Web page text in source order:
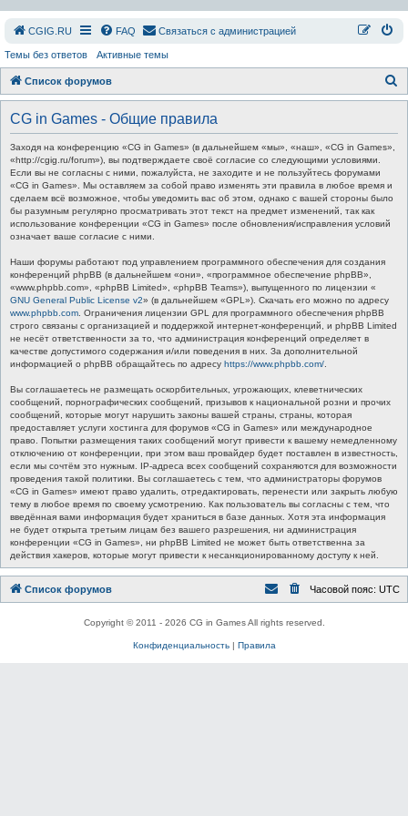
СGIG.RU FAQ Связаться с администрацией
Темы без ответов Активные темы
Список форумов
о
CG in Games - Общие правила
Заходя на конференцию «CG in Games» (в дальнейшем «мы», «наш», «CG in Games»,
«http://cgig.ru/forum»), вы подтверждаете своё согласие со следующими условиями.
Если вы не согласны с ними, пожалуйста, не заходите и не пользуйтесь форумами
«CG in Games». Мы оставляем за собой право изменять эти правила в любое время и
сделаем всё возможное, чтобы уведомить вас об этом, однако с вашей стороны было
бы разумным регулярно просматривать этот текст на предмет изменений, так как
использование конференции «CG in Games» после обновления/исправления условий
означает ваше согласие с ними.
Наши форумы работают под управлением программного обеспечения для создания
конференций phpBB (в дальнейшем «они», «программное обеспечение phpBB»,
«www.phpbb.com», «phpBB Limited», «phpBB Teams»), выпущенного по лицензии «
GNU General Public License v2» (в дальнейшем «GPL»). Скачать его можно по адресу
www.phpbb.com . Ограничения лицензии GPL для программного обеспечения phpBB
строго связаны с организацией и поддержкой интернет-конференций, и phpBB Limited
не несёт ответственности за то, что администрация конференций определяет в
качестве допустимого содержания и/или поведения в них. За дополнительной
информацией о phpBB обращайтесь по адресу https://www.phpbb.com/
Вы соглашаетесь не размещать оскорбительных, угрожающих, клеветнических
сообщений, порнографических сообщений, призывов к национальной розни и прочих
сообщений, которые могут нарушить законы вашей страны, страны, которая
предоставляет услуги хостинга для форумов «CG in Games» или международное
право. Попытки размещения таких сообщений могут привести к вашему немедленному
отключению от конференции, при этом ваш провайдер будет поставлен в известность,
если мы сочтём это нужным. IP-адреса всех сообщений сохраняются для возможности
проведения такой политики. Вы соглашаетесь с тем, что администраторы форумов
«CG in Games» имеют право удалить, отредактировать, перенести или закрыть любую
тему в любое время по своему усмотрению. Как пользователь вы согласны с тем, что
введённая вами информация будет храниться в базе данных. Хотя эта информация
не будет открыта третьим лицам без вашего разрешения, ни администрация
конференции «CG in Games», ни phpBB Limited не может быть ответственна за
действия хакеров, которые могут привести к несанкционированному доступу к ней.
Список форумов Часовой пояс: UTC
Copyright © 2011 - 2026 CG in Games All rights reserved.
Конфиденциальность| Правила